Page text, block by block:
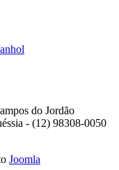
do Jordão
- (12) 98308-0050
Joomla